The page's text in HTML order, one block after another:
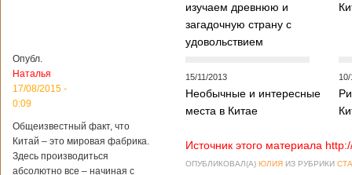
крупнейший рудник
по добыче бирюзы
Синьцзян-
Уйгурского
автономного
района, что на
Китая. Об этом
Опубл.
Наталья
17/08/2015 -
0:09
Общеизвестный факт, что
Китай – это мировая фабрика.
Здесь производиться
абсолютно все – начиная с
изучаем древнюю и
загадочную страну с
удовольствием
15/11/2013
Необычные и интересные
места в Китае
Источник этого материала
ОПУБЛИКОВАЛ(А) ЮЛИЯ ИЗ РУБРИКИ